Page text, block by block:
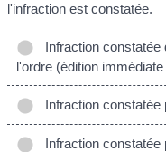
l'infraction est constatée.
Infraction
l'ordre (édition
Infraction constatée
Infraction constatée